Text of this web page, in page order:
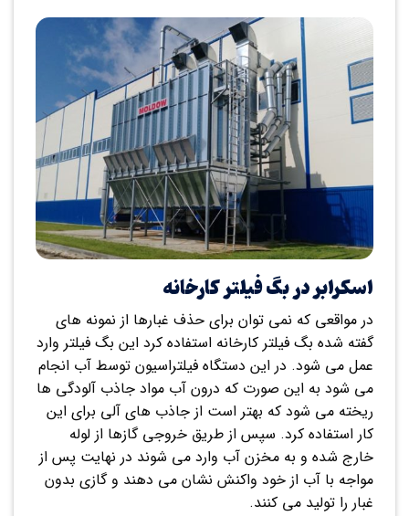
اسکرابر در بگ فیلتر کارخانه
در مواقعی که نمی توان برای حذف غبارها از نمونه های
گفته شده بگ فیلتر کارخانه استفاده کرد این بگ فیلتر وارد
عمل می شود. در این دستگاه فیلتراسیون توسط آب انجام
می شود به این صورت که درون آب مواد جاذب آلودگی ها
ریخته می شود که بهتر است از جاذب های آلی برای این
کار استفاده کرد. سپس از طریق خروجی گازها از لوله
خارج شده و به مخزن آب وارد می شوند در نهایت پس از
مواجه با آب از خود واکنش نشان می دهند و گازی بدون
غبار را تولید می کنند.